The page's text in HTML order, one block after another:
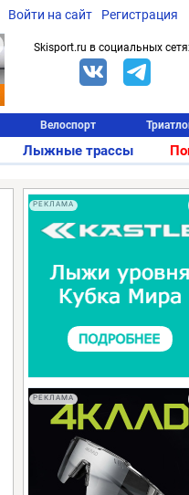
Войти на сайт Регистрация
Skisport.ru в социальных
Велоспорт
Лыжные трассы
РЕКЛАМА
РЕКЛАМА